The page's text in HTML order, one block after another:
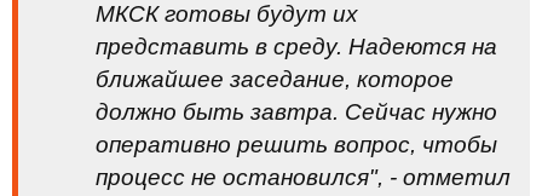
МКСК готовы будут их
представить в среду. Надеются на
ближайшее заседание, которое
должно быть завтра. Сейчас нужно
оперативно решить вопрос, чтобы
процесс не остановился", - отметил